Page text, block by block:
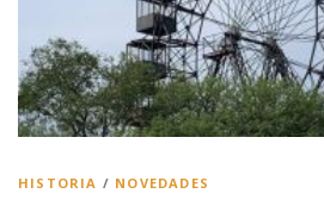
HISTORIA / NOVEDADES